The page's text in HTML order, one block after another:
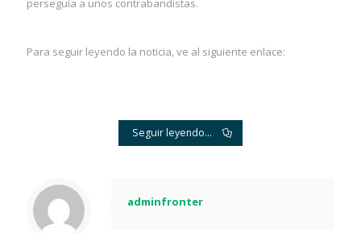
perseguía a unos contrabandistas.
Para seguir leyendo la noticia, ve al siguiente enlace:
Seguir leyendo...
adminfronter